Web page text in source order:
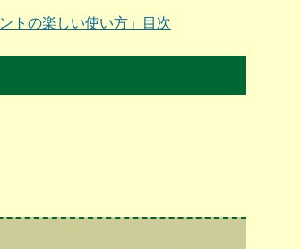
ントの楽しい使い方」目次